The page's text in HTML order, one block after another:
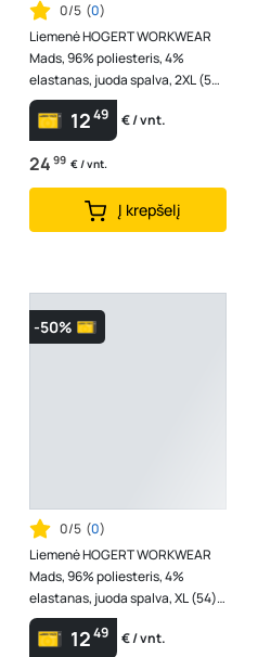
0/5 (0)
Liemenė HOGERT WORKWEAR
Mads, 96% poliesteris, 4%
elastanas, juoda spalva, 2XL (56)
dydis
1249 € / vnt.
24 99 € / vnt.
Į krepšelį
-50%
0/5 (0)
Liemenė HOGERT WORKWEAR
Mads, 96% poliesteris, 4%
elastanas, juoda spalva, XL (54)
dydis
1249 € / vnt.